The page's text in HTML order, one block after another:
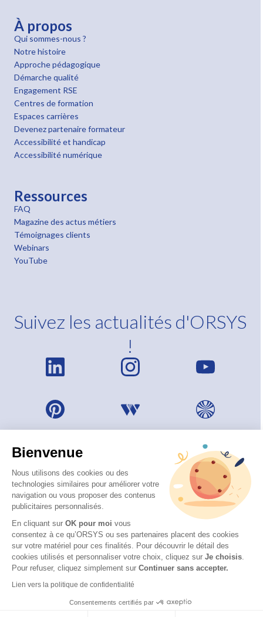
Bienvenue
Nous utilisons des cookies ou des
technologies similaires pour améliorer votre
navigation ou vous proposer des contenus
publicitaires personnalisés.
En cliquant sur OK pour moi vous
consentez à ce qu’ORSYS ou ses partenaires placent des cookies
sur votre matériel pour ces finalités. Pour découvrir le détail des
cookies utilisés et personnaliser votre choix, cliquez sur Je choisis.
Pour refuser, cliquez simplement sur Continuer sans accepter.
Lien vers la politique de confidentialité
Consentements certifiés par
À propos
Qui sommes-nous ?
Notre histoire
Approche pédagogique
Démarche qualité
Engagement RSE
Centres de formation
Espaces carrières
Devenez partenaire formateur
Accessibilité et handicap
Accessibilité numérique
Ressources
FAQ
Magazine des actus métiers
Témoignages clients
Webinars
YouTube
Suivez les actualités d'ORSYS
!
© 2026 ORSYS
Mentions légales
Protection des données personnelles
Accessibilité : partiellement conforme (62 %) – Consulter